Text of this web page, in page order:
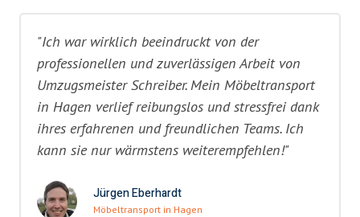
"Ich war wirklich beeindruckt von der
professionellen und zuverlässigen Arbeit von
Umzugsmeister Schreiber. Mein Möbeltransport
in Hagen verlief reibungslos und stressfrei dank
ihres erfahrenen und freundlichen Teams. Ich
kann sie nur wärmstens weiterempfehlen!"
Jürgen Eberhardt
Möbeltransport in Hagen